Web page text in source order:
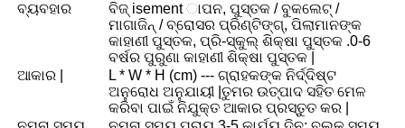
ବ୍ୟବହାର
ବିଜ୍ isement ାପନ, ପୁସ୍ତକ / ବୁକଲେଟ୍ /
ମାଗାଜିନ୍ / ବ୍ରୋସର ପ୍ରିଣ୍ଟିଙ୍ଗ୍, ପିଲାମାନଙ୍କ
କାହାଣୀ ପୁସ୍ତକ, ପ୍ରି-ସ୍କୁଲ୍ ଶିକ୍ଷା ପୁସ୍ତକ .0-6
ବର୍ଷର ପୁରୁଣା କାହାଣୀ ଶିକ୍ଷା ପୁସ୍ତକ |
ଆକାର |
L * W * H (cm) --- ଗ୍ରାହକଙ୍କ ନିର୍ଦ୍ଦିଷ୍ଟ
ଅନୁରୋଧ ଅନୁଯାୟୀ |ତୁମର ଉତ୍ପାଦ ସହିତ ମେଳ
କରିବା ପାଇଁ ନିଯୁକ୍ତ ଆକାର ପ୍ରସ୍ତୁତ କର |